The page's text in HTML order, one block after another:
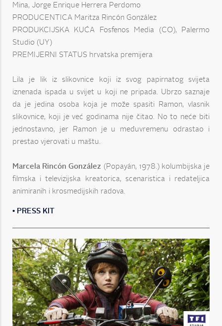
Mina, Jorge Enrique Herrera Perdomo
PRODUCENTICA Maritza Rincón González
PRODUKCIJSKA KUĆA Fosfenos Media (CO), Palermo
Studio (UY)
PREMIJERNI STATUS hrvatska premijera
Lila je lik iz slikovnice koji iz svog papirnatog svijeta
iznenada ispada u svijet u koji ne pripada. Ubrzo saznaje
da je jedina osoba koja je može spasiti Ramon, vlasnik
slikovnice, koji je već godinama nije čitao. No to neće biti
jednostavno, jer Ramon je u međuvremenu odrastao i
prestao vjerovati u maštu.
Marcela Rincón González (Popayán, 1978.) kolumbijska je
filmska i televizijska kreatorica, scenaristica i redateljica
animiranih i krosmedijskih radova.
• PRESS KIT